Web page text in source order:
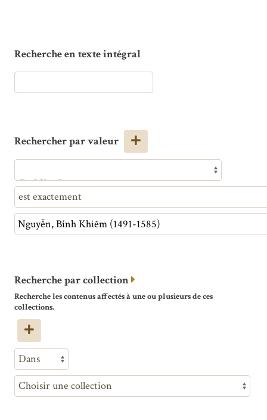
Recherche en texte intégral
Rechercher par valeur
Recherche par collection
Recherche les contenus affectés à une ou plusieurs de ces
collections.